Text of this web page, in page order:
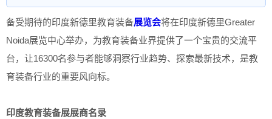
备受期待的印度新德里教育装备展览会将在印度新德里Greater
Noida展览中心举办，为教育装备业界提供了一个宝贵的交流平
台，让16300名参与者能够洞察行业趋势、探索最新技术，是教
育装备行业的重要风向标。
印度教育装备展展商名录